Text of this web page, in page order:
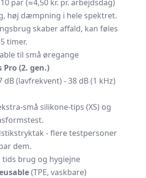
par (≈4,50 kr. pr. arbejdsdag)
høj dæmpning i hele spektret.
skaber affald, kan føles
timer.
til små øregange
Pro (2. gen.)
(lavfrekvent) - 38 dB (1 kHz)
små silikone-tips (XS) og
- flere testpersoner
dem.
tids brug og hygiejne
(TPE, vaskbare)